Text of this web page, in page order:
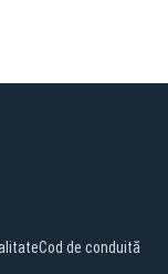
Cod de conduită